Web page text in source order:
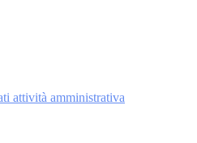
attività amministrativa